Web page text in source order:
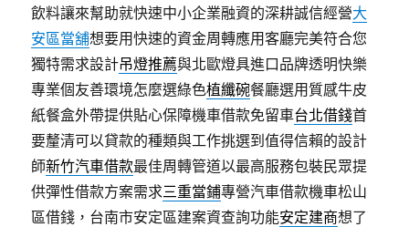
飲料讓來幫助就快速中小企業融資的深耕誠信經營大
安區當舖想要用快速的資金周轉應用客廳完美符合您
獨特需求設計吊燈推薦與北歐燈具進口品牌透明快樂
專業個友善環境怎麼選綠色植纖碗餐廳選用質感牛皮
紙餐盒外帶提供貼心保障機車借款免留車台北借錢首
要釐清可以貸款的種類與工作挑選到值得信賴的設計
師新竹汽車借款最佳周轉管道以最高服務包裝民眾提
供彈性借款方案需求三重當鋪專營汽車借款機車松山
區借錢，台南市安定區建案資查詢功能安定建商想了